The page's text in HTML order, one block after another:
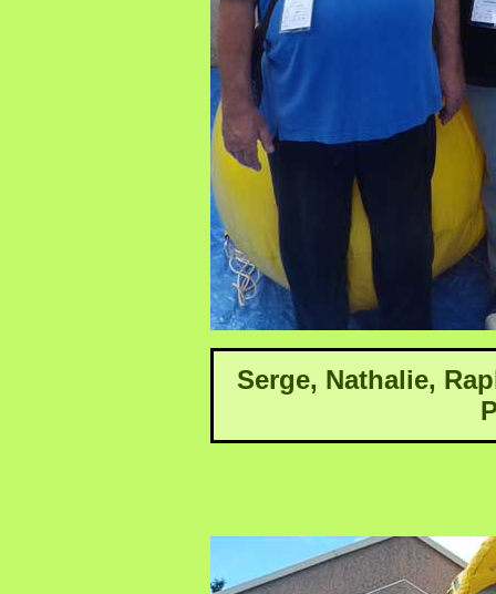
Serge, Nathalie,